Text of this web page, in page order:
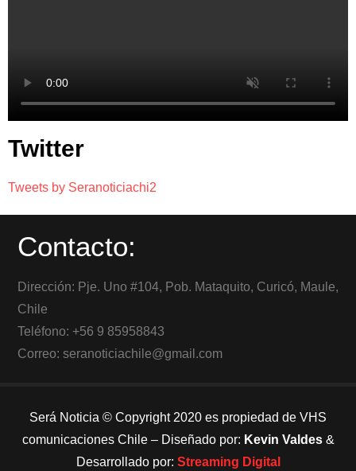
Twitter
Tweets by Seranoticiachi2
Contacto:
Dirección: Pje. Uno #104, Pob. Mataquito, Curicó, Maule,
Chile
Teléfono: +56 9 85958843
Correo: seranoticiachile@gmail.com
Será Noticia © Copyright 2020 es propiedad de VHS
comunicaciones Chile – Diseñado por: Kevin Valdes&
Desarrollado por: Streaming Digital